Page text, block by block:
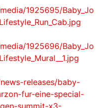
1925695/Baby_Jo
1925696/Baby_Jo
releases/baby-
fur-eine-special-